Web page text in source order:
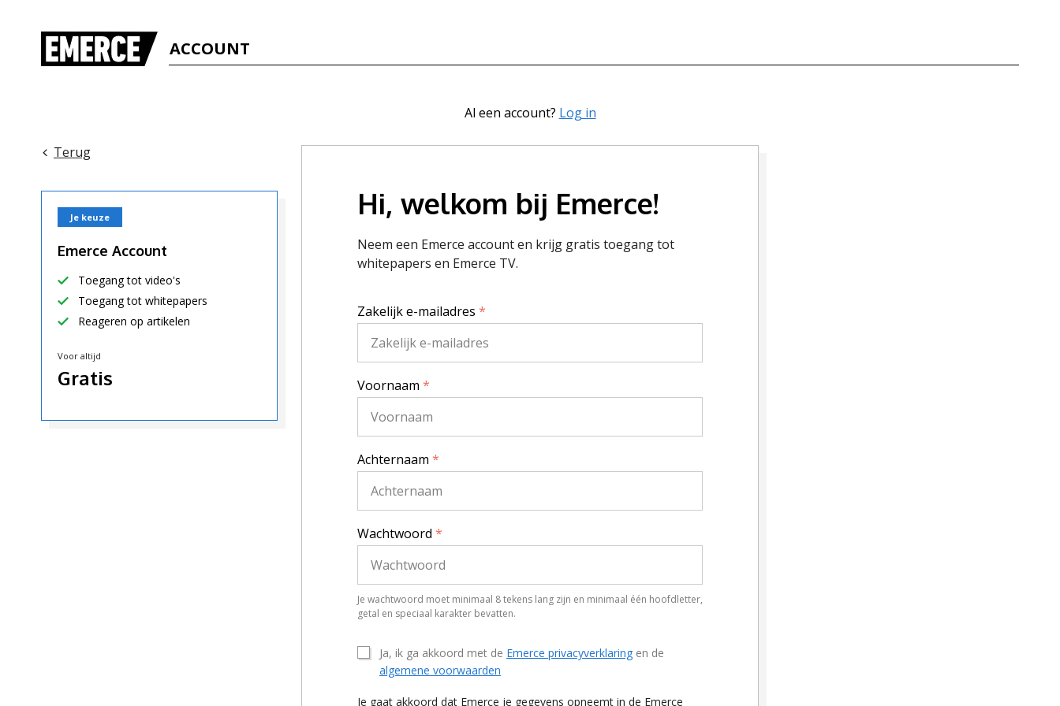
ACCOUNT
Terug
Je keuze
Emerce Account
Toegang tot video's
Toegang tot whitepapers
Reageren op artikelen
Voor altijd
Gratis
Al een account? Log in
Hi, welkom bij Emerce!
Neem een Emerce account en krijg gratis toegang tot
whitepapers en Emerce TV.
Zakelijk e-mailadres *
Voornaam *
Achternaam *
Wachtwoord *
Je wachtwoord moet minimaal 8 tekens lang zijn en minimaal één hoofdletter,
getal en speciaal karakter bevatten.
Ja, ik ga akkoord met de Emerce privacyverklaring en de
algemene voorwaarden
Je gaat akkoord dat Emerce je gegevens opneemt in de Emerce